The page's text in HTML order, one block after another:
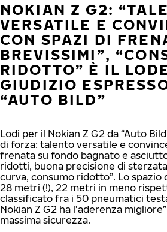
NOKIAN Z G2:
VERSATILE E
CON SPAZI DI
BREVISSIMI”,
RIDOTTO” È IL
GIUDIZIO
“AUTO BILD”
Lodi per il Nokian Z G2 da “Auto
di forza: talento versatile e
frenata su fondo bagnato e
ridotti, buona precisione di
curva, consumo ridotto”. Lo spazio
28 metri (!), 22 metri in meno
classificato fra i 50 pneumatici
Nokian Z G2 ha l’aderenza
massima sicurezza.